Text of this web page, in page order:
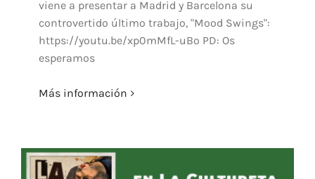
viene a presentar a Madrid y Barcelona su
controvertido último trabajo, "Mood Swings":
https://youtu.be/xp0mMfL-uBo PD: Os
esperamos
Más información